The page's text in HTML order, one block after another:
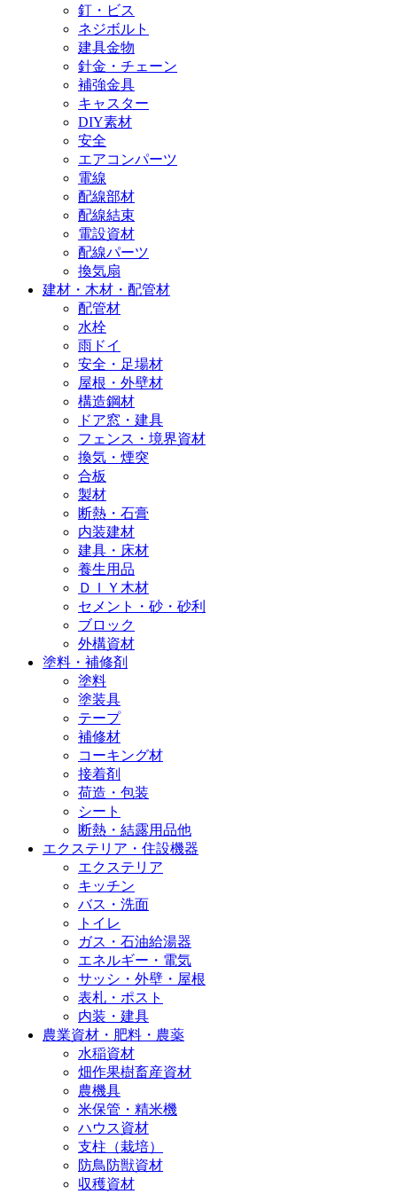
釘・ビス
ネジボルト
建具金物
針金・チェーン
補強金具
キャスター
DIY素材
安全
エアコンパーツ
電線
配線部材
配線結束
電設資材
配線パーツ
換気扇
建材・木材・配管材
配管材
水栓
雨ドイ
安全・足場材
屋根・外壁材
構造鋼材
ドア窓・建具
フェンス・境界資材
換気・煙突
合板
製材
断熱・石膏
内装建材
建具・床材
養生用品
ＤＩＹ木材
セメント・砂・砂利
ブロック
外構資材
塗料・補修剤
塗料
塗装具
テープ
補修材
コーキング材
接着剤
荷造・包装
シート
断熱・結露用品他
エクステリア・住設機器
エクステリア
キッチン
バス・洗面
トイレ
ガス・石油給湯器
エネルギー・電気
サッシ・外壁・屋根
表札・ポスト
内装・建具
農業資材・肥料・農薬
水稲資材
畑作果樹畜産資材
農機具
米保管・精米機
ハウス資材
支柱（栽培）
防鳥防獣資材
収穫資材